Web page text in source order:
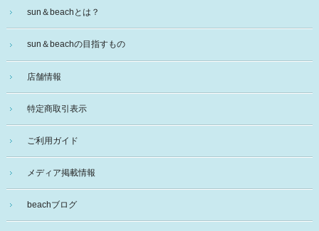
sun＆beachとは？
sun＆beachの目指すもの
店舗情報
特定商取引表示
ご利用ガイド
メディア掲載情報
beachブログ